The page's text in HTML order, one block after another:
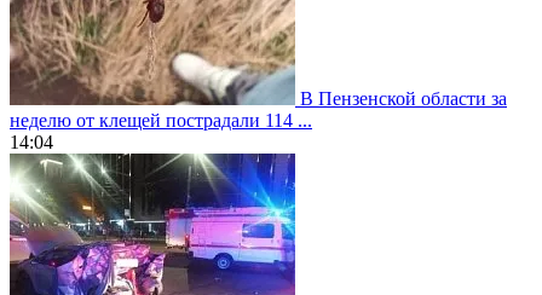
В Пензенской области за
неделю от клещей пострадали 114 ...
14:04